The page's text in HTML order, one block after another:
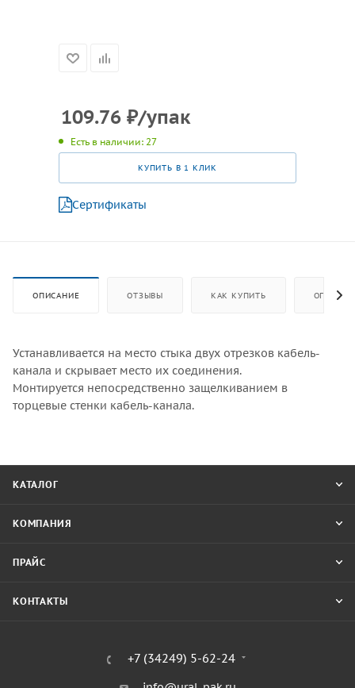
109.76 ₽/упак
Есть в наличии: 27
КУПИТЬ В 1 КЛИК
Сертификаты
ОПИСАНИЕ ОТЗЫВЫ КАК КУПИТЬ ОПЛАТА
Устанавливается на место стыка двух отрезков кабель-
канала и скрывает место их соединения.
Монтируется непосредственно защелкиванием в
торцевые стенки кабель-канала.
КАТАЛОГ
КОМПАНИЯ
ПРАЙС
КОНТАКТЫ
+7 (34249) 5-62-24